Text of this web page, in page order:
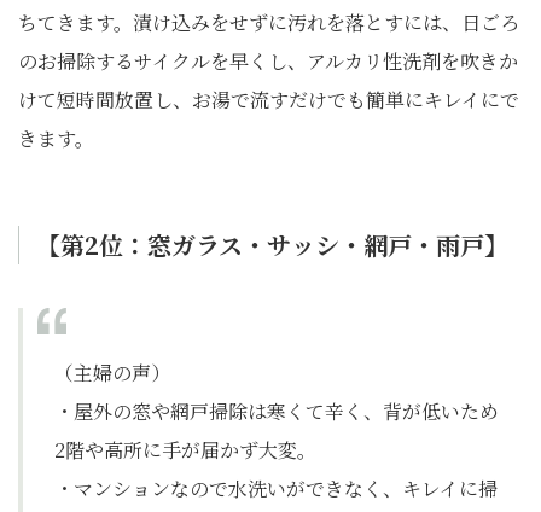
ちてきます。漬け込みをせずに汚れを落とすには、日ごろ
のお掃除するサイクルを早くし、アルカリ性洗剤を吹きか
けて短時間放置し、お湯で流すだけでも簡単にキレイにで
きます。
【第2位：窓ガラス・サッシ・網戸・雨戸】
（主婦の声）
・屋外の窓や網戸掃除は寒くて辛く、背が低いため
2階や高所に手が届かず大変。
・マンションなので水洗いができなく、キレイに掃